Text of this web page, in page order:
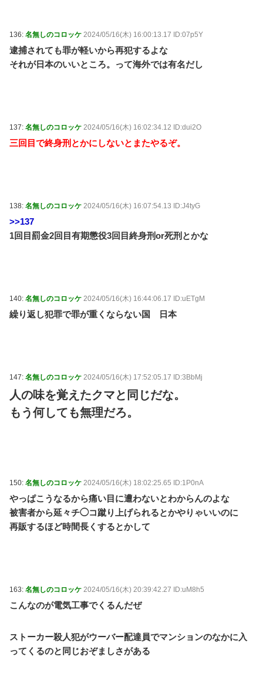
136: 名無しのコロッケ 2024/05/16(木) 16:00:13.17 ID:07p5Y
逮捕されても罪が軽いから再犯するよな
それが日本のいいところ。って海外では有名だし
137: 名無しのコロッケ 2024/05/16(木) 16:02:34.12 ID:dui2O
三回目で終身刑とかにしないとまたやるぞ。
138: 名無しのコロッケ 2024/05/16(木) 16:07:54.13 ID:J4tyG
>>137
1回目罰金2回目有期懲役3回目終身刑or死刑とかな
140: 名無しのコロッケ 2024/05/16(木) 16:44:06.17 ID:uETgM
繰り返し犯罪で罪が重くならない国 日本
147: 名無しのコロッケ 2024/05/16(木) 17:52:05.17 ID:3BbMj
人の味を覚えたクマと同じだな。
もう何しても無理だろ。
150: 名無しのコロッケ 2024/05/16(木) 18:02:25.65 ID:1P0nA
やっぱこうなるから痛い目に遭わないとわからんのよな
被害者から延々チ◯コ蹴り上げられるとかやりゃいいのに
再販するほど時間長くするとかして
163: 名無しのコロッケ 2024/05/16(木) 20:39:42.27 ID:uM8h5
こんなのが電気工事でくるんだぜ
ストーカー殺人犯がウーバー配達員でマンションのなかに入
ってくるのと同じおぞましさがある